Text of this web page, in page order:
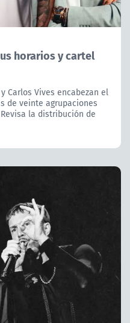
horarios y cartel
Carlos Vives encabezan el
de veinte agrupaciones
la distribución de